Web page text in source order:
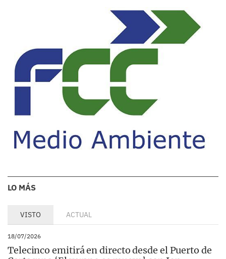
LO MÁS
VISTO ACTUAL
18/07/2026
Telecinco emitirá en directo desde el Puerto de